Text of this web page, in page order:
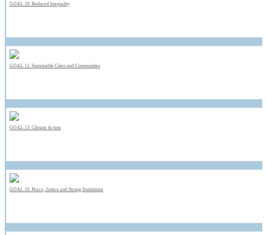
GOAL 10: Reduced Inequality
GOAL 11: Sustainable Cities and Communities
GOAL 13: Climate Action
GOAL 16: Peace, Justice and Strong Institutions